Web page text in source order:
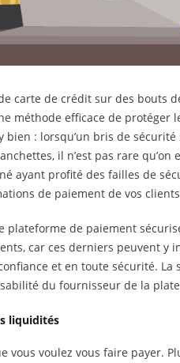
carte de crédit sur des bouts
méthode efficace de protéger
bien : lorsqu’un bris de
il n’est pas rare qu’on
ayant profité des failles de
de paiement de vos
plateforme de paiement
car ces derniers peuvent y
et en toute sécurité. La
du fournisseur de la
liquidités
vous voulez vous faire payer.